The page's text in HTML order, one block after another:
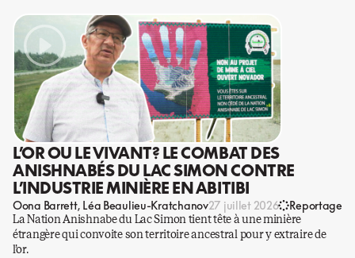
L’OR OU LE VIVANT? LE COMBAT DES
ANISHNABÉS DU LAC SIMON CONTRE
L’INDUSTRIE MINIÈRE EN ABITIBI
Oona Barrett Léa Beaulieu-Kratchanov27 juillet 2026 Reportage
La Nation Anishnabe du Lac Simon tient tête à une minière
étrangère qui convoite son territoire ancestral pour y extraire de
l’or.